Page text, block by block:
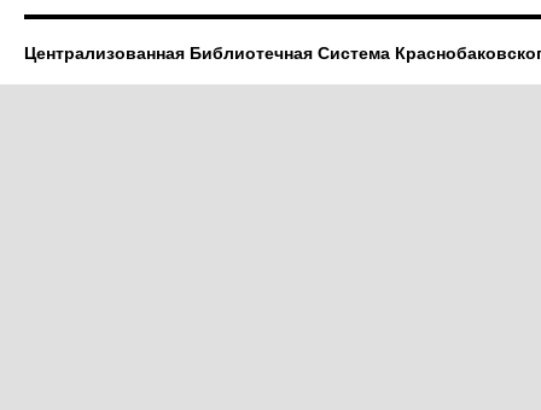
Централизованная Библиотечная Система